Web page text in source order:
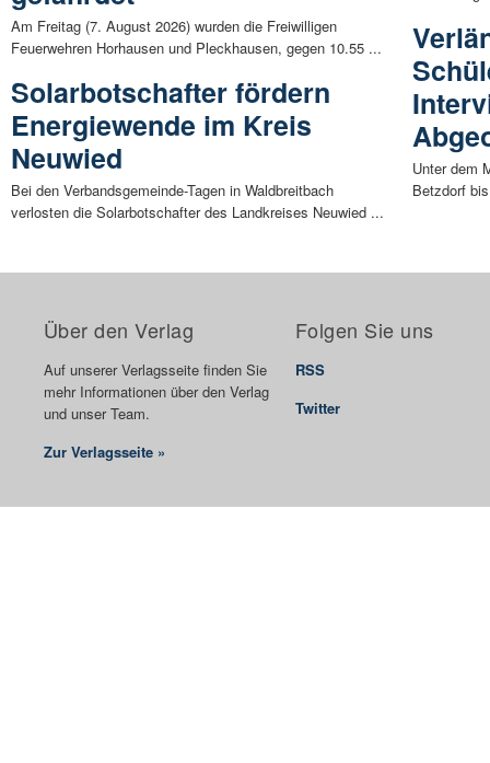
Am Freitag (7. August 2026) wurden die Freiwilligen
Feuerwehren Horhausen und Pleckhausen, gegen 10.55 ...
Solarbotschafter fördern
Energiewende im Kreis
Neuwied
Bei den Verbandsgemeinde-Tagen in Waldbreitbach
verlosten die Solarbotschafter des Landkreises Neuwied ...
Unter dem
Betzdorf
Über den Verlag
Auf unserer Verlagsseite finden Sie
mehr Informationen über den Verlag
und unser Team.
Zur Verlagsseite »
Folgen Sie uns
RSS
Twitter